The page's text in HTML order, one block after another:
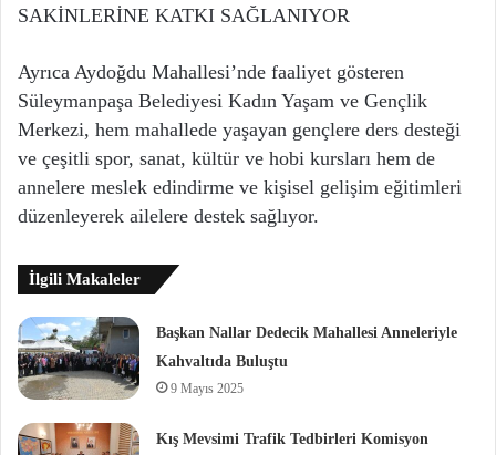
SAKİNLERİNE KATKI SAĞLANIYOR
Ayrıca Aydoğdu Mahallesi’nde faaliyet gösteren
Süleymanpaşa Belediyesi Kadın Yaşam ve Gençlik
Merkezi, hem mahallede yaşayan gençlere ders desteği
ve çeşitli spor, sanat, kültür ve hobi kursları hem de
annelere meslek edindirme ve kişisel gelişim eğitimleri
düzenleyerek ailelere destek sağlıyor.
İlgili Makaleler
Başkan Nallar Dedecik Mahallesi Anneleriyle
Kahvaltıda Buluştu
9 Mayıs 2025
Kış Mevsimi Trafik Tedbirleri Komisyon